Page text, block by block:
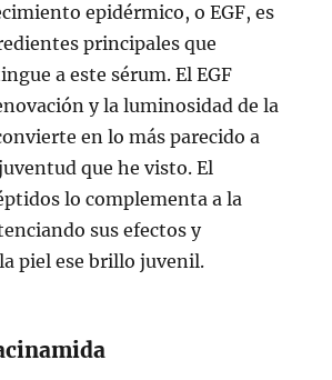
epidérmico, o EGF, es
principales que
a este sérum. El EGF
y la luminosidad de la
en lo más parecido a
que he visto. El
lo complementa a la
sus efectos y
piel ese brillo juvenil.